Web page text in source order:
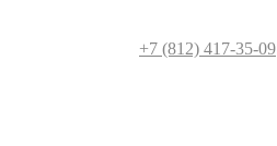
+7 (812) 417-35-09